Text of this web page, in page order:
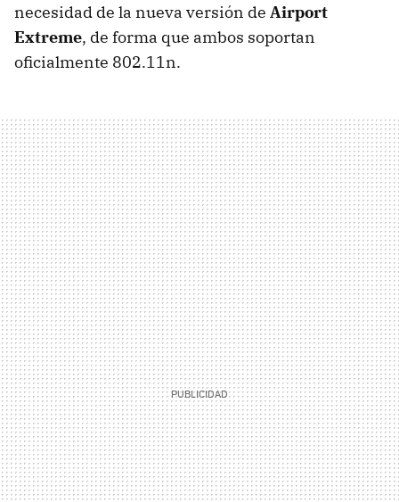
necesidad de la nueva versión de Airport
Extreme, de forma que ambos soportan
oficialmente 802.11n.